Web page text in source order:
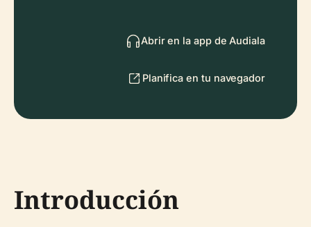
Abrir en la app de Audiala
Planifica en tu navegador
Introducción